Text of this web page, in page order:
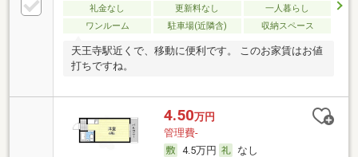
礼金なし 更新料なし
一人暮らし
ワンルーム
駐車場(近隣含) 収納スペース
天王寺駅近くで、移動に便利です。 このお家賃はお値
打ちですね。
4.50万円
管理費-
4.5万円
なし